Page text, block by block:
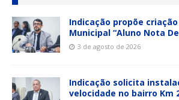
Indicação propõe
Municipal “Aluno Nota
3 de agosto de 2026
Indicação solicita
velocidade no bairro Km